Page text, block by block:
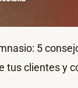
5
tus clientes y